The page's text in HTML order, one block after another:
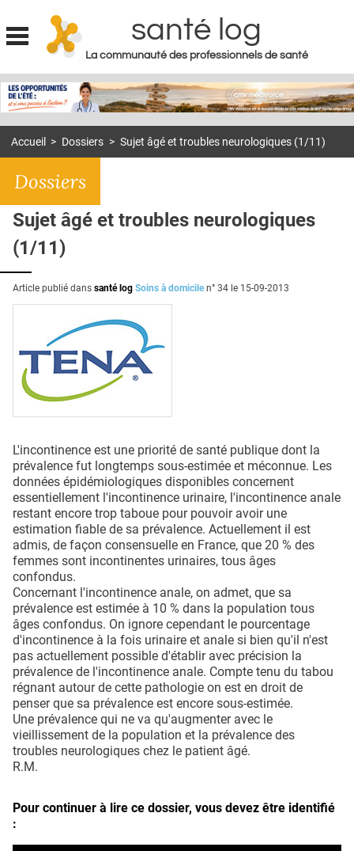
Jump to navigation
santé log
La communauté des professionnels de santé
MON COMPTE
S'ABONNER À LA REVUE SOIN À DOMICILE
ACTUS
DOSSIERS
RÉSEAUX
E-REVUE SAD
QUI SOMMES-NOUS ?
PUBLICITÉ
CONTACT
CRÉDITS
Accueil > Dossiers > Sujet âgé et troubles neurologiques (1/11)
Dossiers
Sujet âgé et troubles neurologiques
(1/11)
Article publié dans santé log Soins à domicilen° 34 le 15-09-2013
L'incontinence est une priorité de santé publique dont la
prévalence fut longtemps sous-estimée et méconnue. Les
données épidémiologiques disponibles concernent
essentiellement l'incontinence urinaire, l'incontinence anale
restant encore trop taboue pour pouvoir avoir une
estimation fiable de sa prévalence. Actuellement il est
admis, de façon consensuelle en France, que 20 % des
femmes sont incontinentes urinaires, tous âges
confondus.
Concernant l'incontinence anale, on admet, que sa
prévalence est estimée à 10 % dans la population tous
âges confondus. On ignore cependant le pourcentage
d'incontinence à la fois urinaire et anale si bien qu'il n'est
pas actuellement possible d'établir avec précision la
prévalence de l'incontinence anale. Compte tenu du tabou
régnant autour de cette pathologie on est en droit de
penser que sa prévalence est encore sous-estimée.
Une prévalence qui ne va qu'augmenter avec le
vieillissement de la population et la prévalence des
troubles neurologiques chez le patient âgé.
R.M.
Pour continuer à lire ce dossier, vous devez être identifié
: